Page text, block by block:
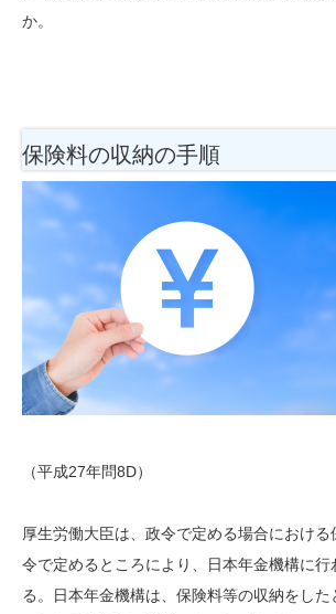
か。
保険料の収納の手順
（平成27年問8D）
厚生労働大臣は、政令で定める場合におけ
令で定めるところにより、日本年金機構に行
る。日本年金機構は、保険料等の収納をした